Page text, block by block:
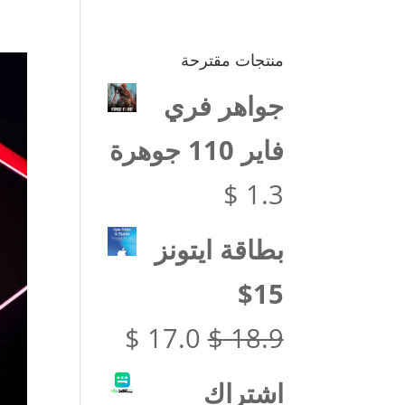
منتجات مقترحة
جواهر فري
فاير 110 جوهرة
$ 1.3
بطاقة ايتونز
15$
$18.9
السعر
الأصلي
$ 17.0
الحالي
اشتراك